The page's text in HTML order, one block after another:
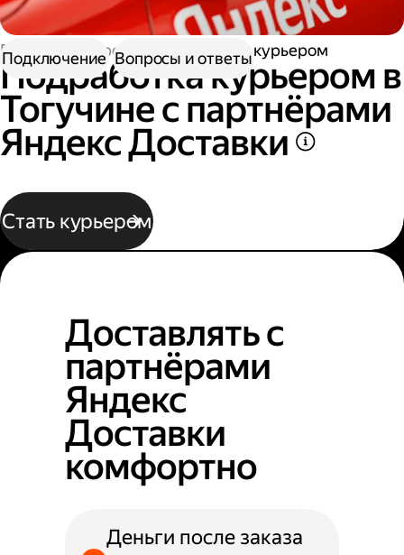
Работа курьером Подработка курьером
Подработка курьером в
Тогучине с партнёрами
Яндекс Доставки
Стать курьером
Подключение Вопросы и ответы
Доставлять с
партнёрами
Яндекс
Доставки
комфортно
Деньги после заказа